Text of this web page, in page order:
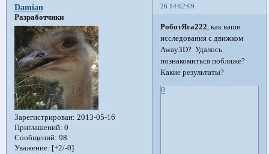
26 14:02:09
Damian
Разработчики
Зарегистрирован: 2013-05-16
Приглашений: 0
Сообщений: 98
Уважение: [+2/-0]
РоботЯга222, как ваши
исследования с движком
Away3D? Удалось
познакомиться поближе?
Какие результаты?
0